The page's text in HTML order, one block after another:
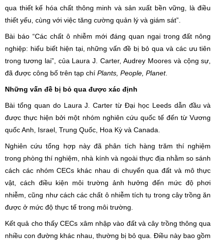
qua thiết kế hóa chất thông minh và sản xuất bền vững, là điều
thiết yếu, cùng với việc tăng cường quản lý và giám sát”.
Bài báo “Các chất ô nhiễm mới đáng quan ngại trong đất nông
nghiệp: hiểu biết hiện tại, những vấn đề bị bỏ qua và các ưu tiên
trong tương lai”, của Laura J. Carter, Audrey Moores và cộng sự,
đã được công bố trên tạp chí Plants, People, Planet.
Những vấn đề bị bỏ qua được xác định
Bài tổng quan do Laura J. Carter từ Đại học Leeds dẫn đầu và
được thực hiện bởi một nhóm nghiên cứu quốc tế đến từ Vương
quốc Anh, Israel, Trung Quốc, Hoa Kỳ và Canada.
Nghiên cứu tổng hợp này đã phân tích hàng trăm thí nghiệm
trong phòng thí nghiệm, nhà kính và ngoài thực địa nhằm so sánh
cách các nhóm CECs khác nhau di chuyển qua đất và mô thực
vật, cách điều kiện môi trường ảnh hưởng đến mức độ phơi
nhiễm, cũng như cách các chất ô nhiễm tích tụ trong cây trồng ăn
được ở mức độ thực tế trong môi trường.
Kết quả cho thấy CECs xâm nhập vào đất và cây trồng thông qua
nhiều con đường khác nhau, thường bị bỏ qua. Điều này bao gồm